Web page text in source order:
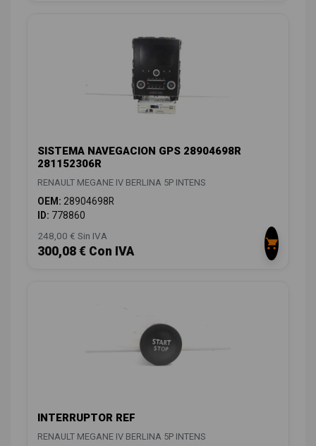
SISTEMA NAVEGACION GPS 28904698R
281152306R
RENAULT MEGANE IV BERLINA 5P INTENS
OEM: 28904698R
ID: 778860
248,00 € Sin IVA
300,08 € Con IVA
INTERRUPTOR REF
RENAULT MEGANE IV BERLINA 5P INTENS